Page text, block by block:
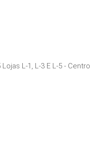
L-1, L-3 E L-5 - Centro